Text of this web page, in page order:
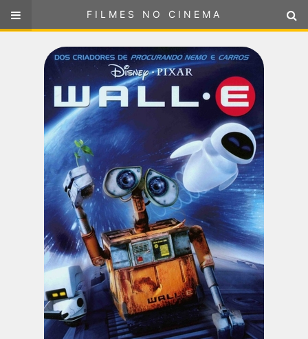
FILMES NO CINEMA
ou selecione sua localização
FILMES NO CINEMA
SELECIONE SUA LOCALIZAÇÃO
FILMES EM CARTAZ
PRÓXIMOS LANÇAMENTOS
GÊNEROS
NOTÍCIAS
PÁGINA INICIAL
FilmesNoCinema.com.bré o maior localizador de filmes e
sessões de cinema no Brasil. Através dele, você pode
encontrar os filmes no cinema mais próximos a você ou a
qualquer cidade em território brasileiro. Você pode também
acessar informações sobre cinemas, horários, assistir aos
trailers e muito mais.